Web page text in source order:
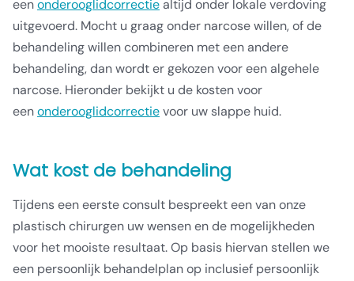
eenonderooglidcorrectiealtijd onder lokale verdoving
uitgevoerd. Mocht u graag onder narcose willen, of de
behandeling willen combineren met een andere
behandeling, dan wordt er gekozen voor een algehele
narcose. Hieronder bekijkt u de kosten voor
eenonderooglidcorrectievoor uw slappe huid.
Wat kost de behandeling
Tijdens een eerste consult bespreekt een van onze
plastisch chirurgen uw wensen en de mogelijkheden
voor het mooiste resultaat. Op basis hiervan stellen we
een persoonlijk behandelplan op inclusief persoonlijk